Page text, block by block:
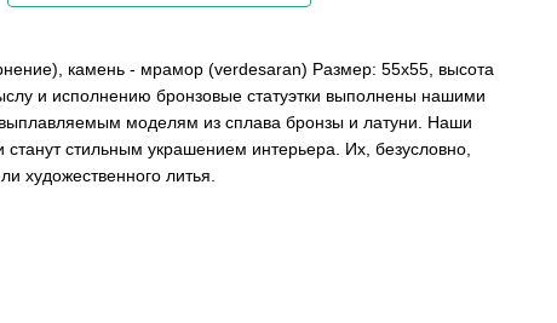
камень - мрамор (verdesaran) Размер: 55х55, высота
и исполнению бронзовые статуэтки выполнены нашими
моделям из сплава бронзы и латуни. Наши
станут стильным украшением интерьера. Их, безусловно,
художественного литья.